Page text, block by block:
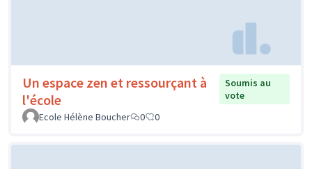
Un espace zen et ressourçant à
l'école
Soumis au
vote
Ecole Hélène Boucher
0 0